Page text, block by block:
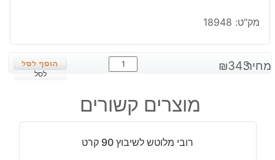
מק"ט: 18948
מחיר: ₪343
כמות
של
זהוב
חום
לשיבוץ
לסל
מוצרים קשורים
רובי מלוטש לשיבוץ 90 קרט